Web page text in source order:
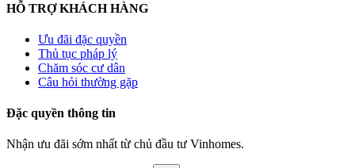
HỖ TRỢ KHÁCH HÀNG
Ưu đãi đặc quyền
Thủ tục pháp lý
Chăm sóc cư dân
Câu hỏi thường gặp
Đặc quyền thông tin
Nhận ưu đãi sớm nhất từ chủ đầu tư Vinhomes.